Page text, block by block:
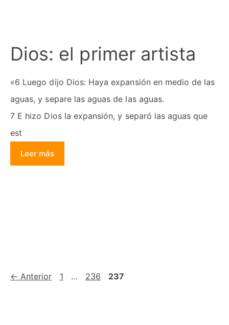
Dios: el primer artista
«6 Luego dijo Dios: Haya expansión en medio de las
aguas, y separe las aguas de las aguas.
7 E hizo Dios la expansión, y separó las aguas que
est
Leer más
← Anterior Página
1 … Página
236 Página
237